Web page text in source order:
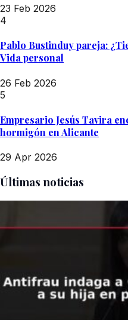
23 Feb 2026
4
Pablo Bustinduy pareja:
Vida personal
26 Feb 2026
5
Empresario Jesús Tavira
hormigón en Alicante
29 Apr 2026
Últimas noticias